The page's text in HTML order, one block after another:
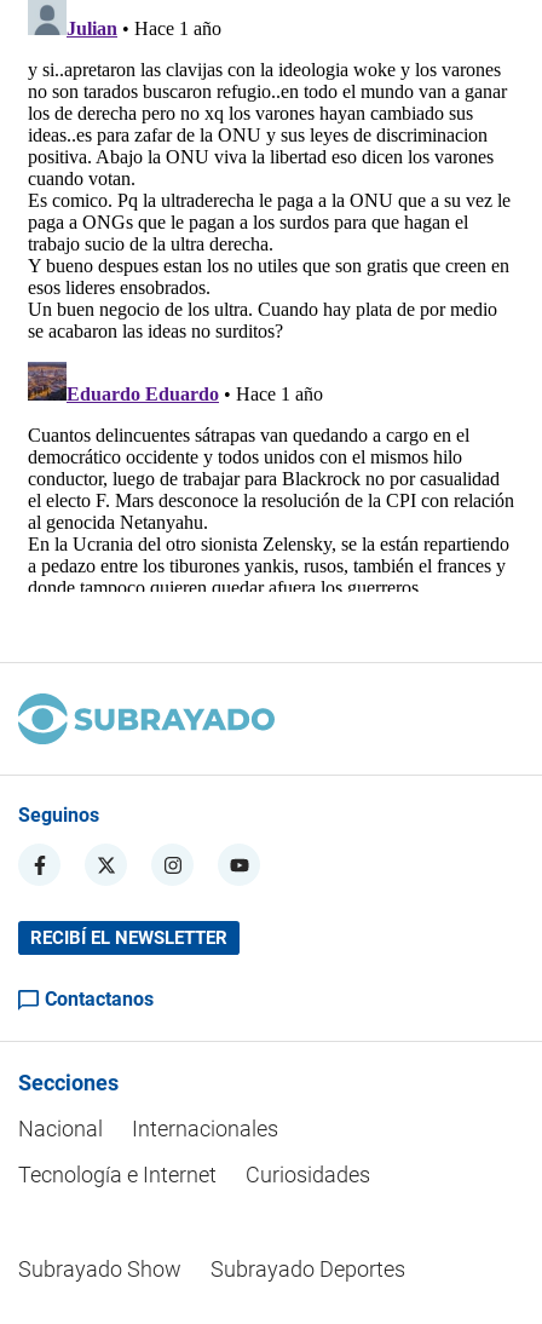
Seguinos
RECIBÍ EL NEWSLETTER
Contactanos
Secciones
Nacional
Internacionales
Tecnología e Internet
Curiosidades
Subrayado Show Subrayado Deportes